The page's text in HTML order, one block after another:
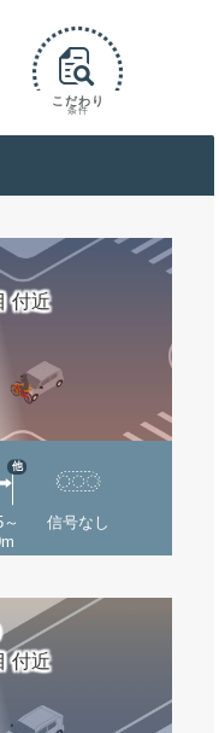
こだわり
条件
付近
他
信号なし
付近